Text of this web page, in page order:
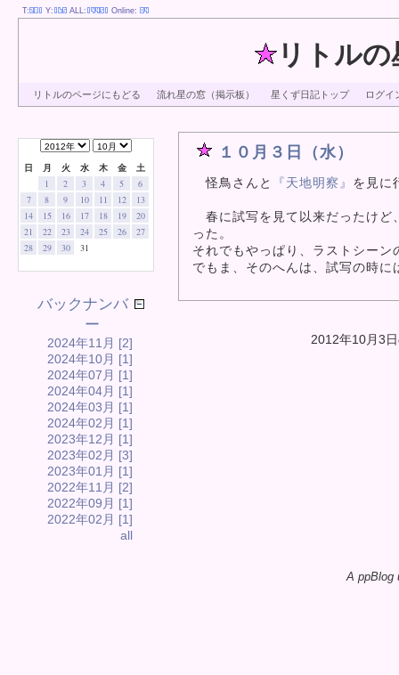
リトル
リトルのページにもどる 流れ星の窓（掲示板） 星くず日記トップ ログイ
１０月３日（水）
怪鳥さんと 『天地明察』 を見に
春に試写を見て以来だったけど
った。
それでもやっぱり、ラストシー
でもま、そのへんは、試写の時
2012年10月3
T: Y: ALL: Online:
日 月 火 水 木 金 土
1 2 3 4 5
6
7
8 9 10 11 12
13
14
15 16 17 18 19
20
21
22 23 24 25 26
27
28
29 30 31
バックナンバ
ー
2024年11月 [2]
2024年10月 [1]
2024年07月 [1]
2024年04月 [1]
2024年03月 [1]
2024年02月 [1]
2023年12月 [1]
2023年02月 [3]
2023年01月 [1]
2022年11月 [2]
2022年09月 [1]
2022年02月 [1]
all
A ppBlog